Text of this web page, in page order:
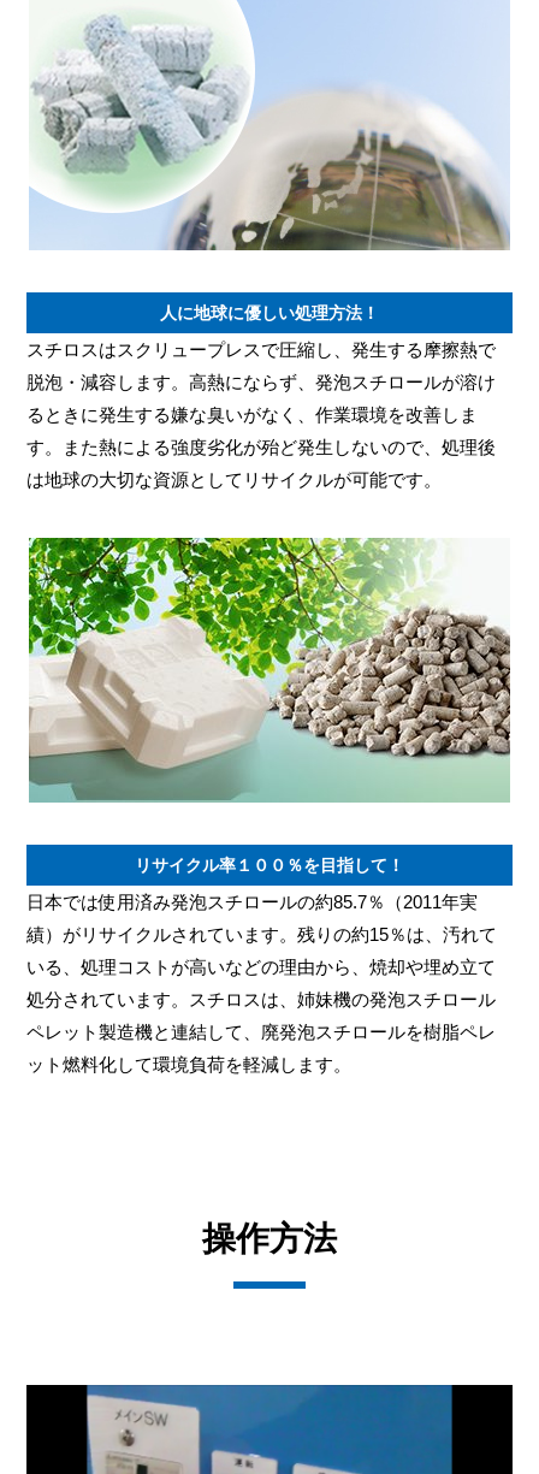
人に地球に優しい処理方法 ！
スチロスはスクリュープレスで圧縮し、発生する摩擦熱で
脱泡・減容します。高熱にならず、発泡スチロールが溶け
るときに発生する嫌な臭いがなく、作業環境を改善しま
す。また熱による強度劣化が殆ど発生しないので、処理後
は地球の大切な資源としてリサイクルが可能です。
リサイクル率１００％を目指して！
日本では使用済み発泡スチロールの約85.7％（2011年実
績）がリサイクルされています。残りの約15％は、汚れて
いる、処理コストが高いなどの理由から、焼却や埋め立て
処分されています。スチロスは、姉妹機の発泡スチロール
ペレット製造機と連結して、廃発泡スチロールを樹脂ペレ
ット燃料化して環境負荷を軽減します。
操作方法